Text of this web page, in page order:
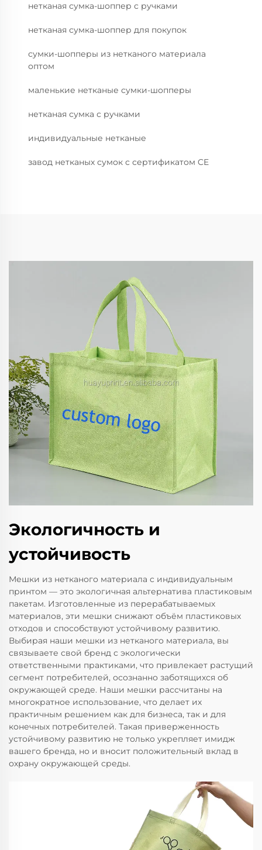
нетканая сумка-шоппер с ручками
нетканая сумка-шоппер для покупок
сумки-шопперы из нетканого материала
оптом
маленькие нетканые сумки-шопперы
нетканая сумка с ручками
индивидуальные нетканые
завод нетканых сумок с сертификатом CE
Экологичность и
устойчивость
Мешки из нетканого материала с индивидуальным
принтом — это экологичная альтернатива пластиковым
пакетам. Изготовленные из перерабатываемых
материалов, эти мешки снижают объём пластиковых
отходов и способствуют устойчивому развитию.
Выбирая наши мешки из нетканого материала, вы
связываете свой бренд с экологически
ответственными практиками, что привлекает растущий
сегмент потребителей, осознанно заботящихся об
окружающей среде. Наши мешки рассчитаны на
многократное использование, что делает их
практичным решением как для бизнеса, так и для
конечных потребителей. Такая приверженность
устойчивому развитию не только укрепляет имидж
вашего бренда, но и вносит положительный вклад в
охрану окружающей среды.